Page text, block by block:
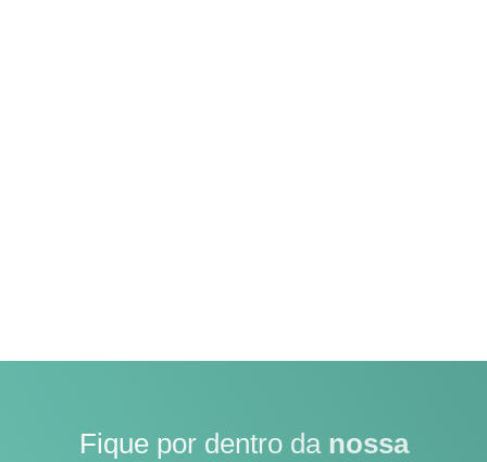
Fique por dentro da nossa